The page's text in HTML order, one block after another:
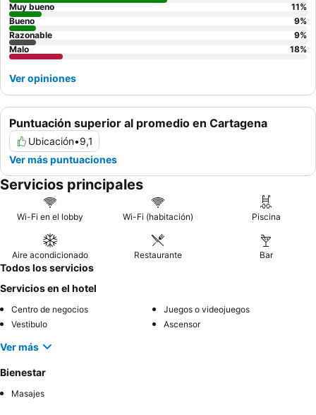
zona del bar de la azotea.
Puntuación superior al promedio en Cartagena
Ubicación•9,1
Ver más puntuaciones
Muy bueno
11%
Bueno
9%
Razonable
9%
Malo
18%
Ver opiniones
Servicios principales
Wi-Fi en el lobby Wi-Fi (habitación) Piscina
Aire acondicionado Restaurante Bar
Todos los servicios
Servicios en el hotel
Centro de negocios
Juegos o videojuegos
Vestibulo
Ascensor
Ver más
Bienestar
Masajes